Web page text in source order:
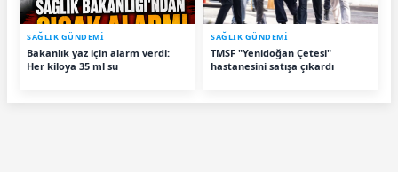
SAĞLIK GÜNDEMİ
Bakanlık yaz için alarm verdi:
Her kiloya 35 ml su
SAĞLIK GÜNDEMİ
TMSF "Yenidoğan Çetesi"
hastanesini satışa çıkardı